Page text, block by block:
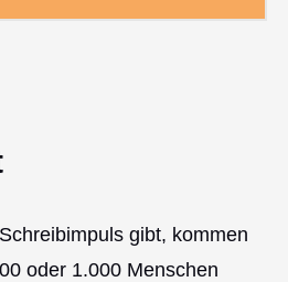
gibt, kommen
oder 1.000 Menschen